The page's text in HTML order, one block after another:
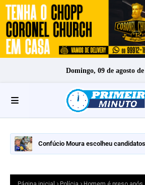
Domingo, 09 de agosto de
Confúcio Moura escolheu